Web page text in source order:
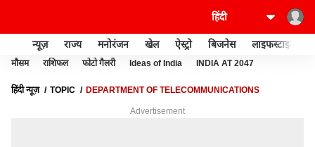
न्यूज़ राज्य मनोरंजन खेल ऐस्ट्रो बिजनेस लाइफस्टाइल
मौसम राशिफल फोटो गैलरी Ideas of India INDIA AT 2047
हिंदी न्यूज़ TOPIC DEPARTMENT OF TELECOMMUNICATIONS
Advertisement